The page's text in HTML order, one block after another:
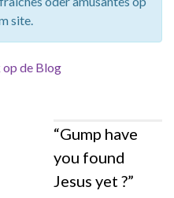
site.
de Blog
“Gump have
you found
Jesus yet ?”